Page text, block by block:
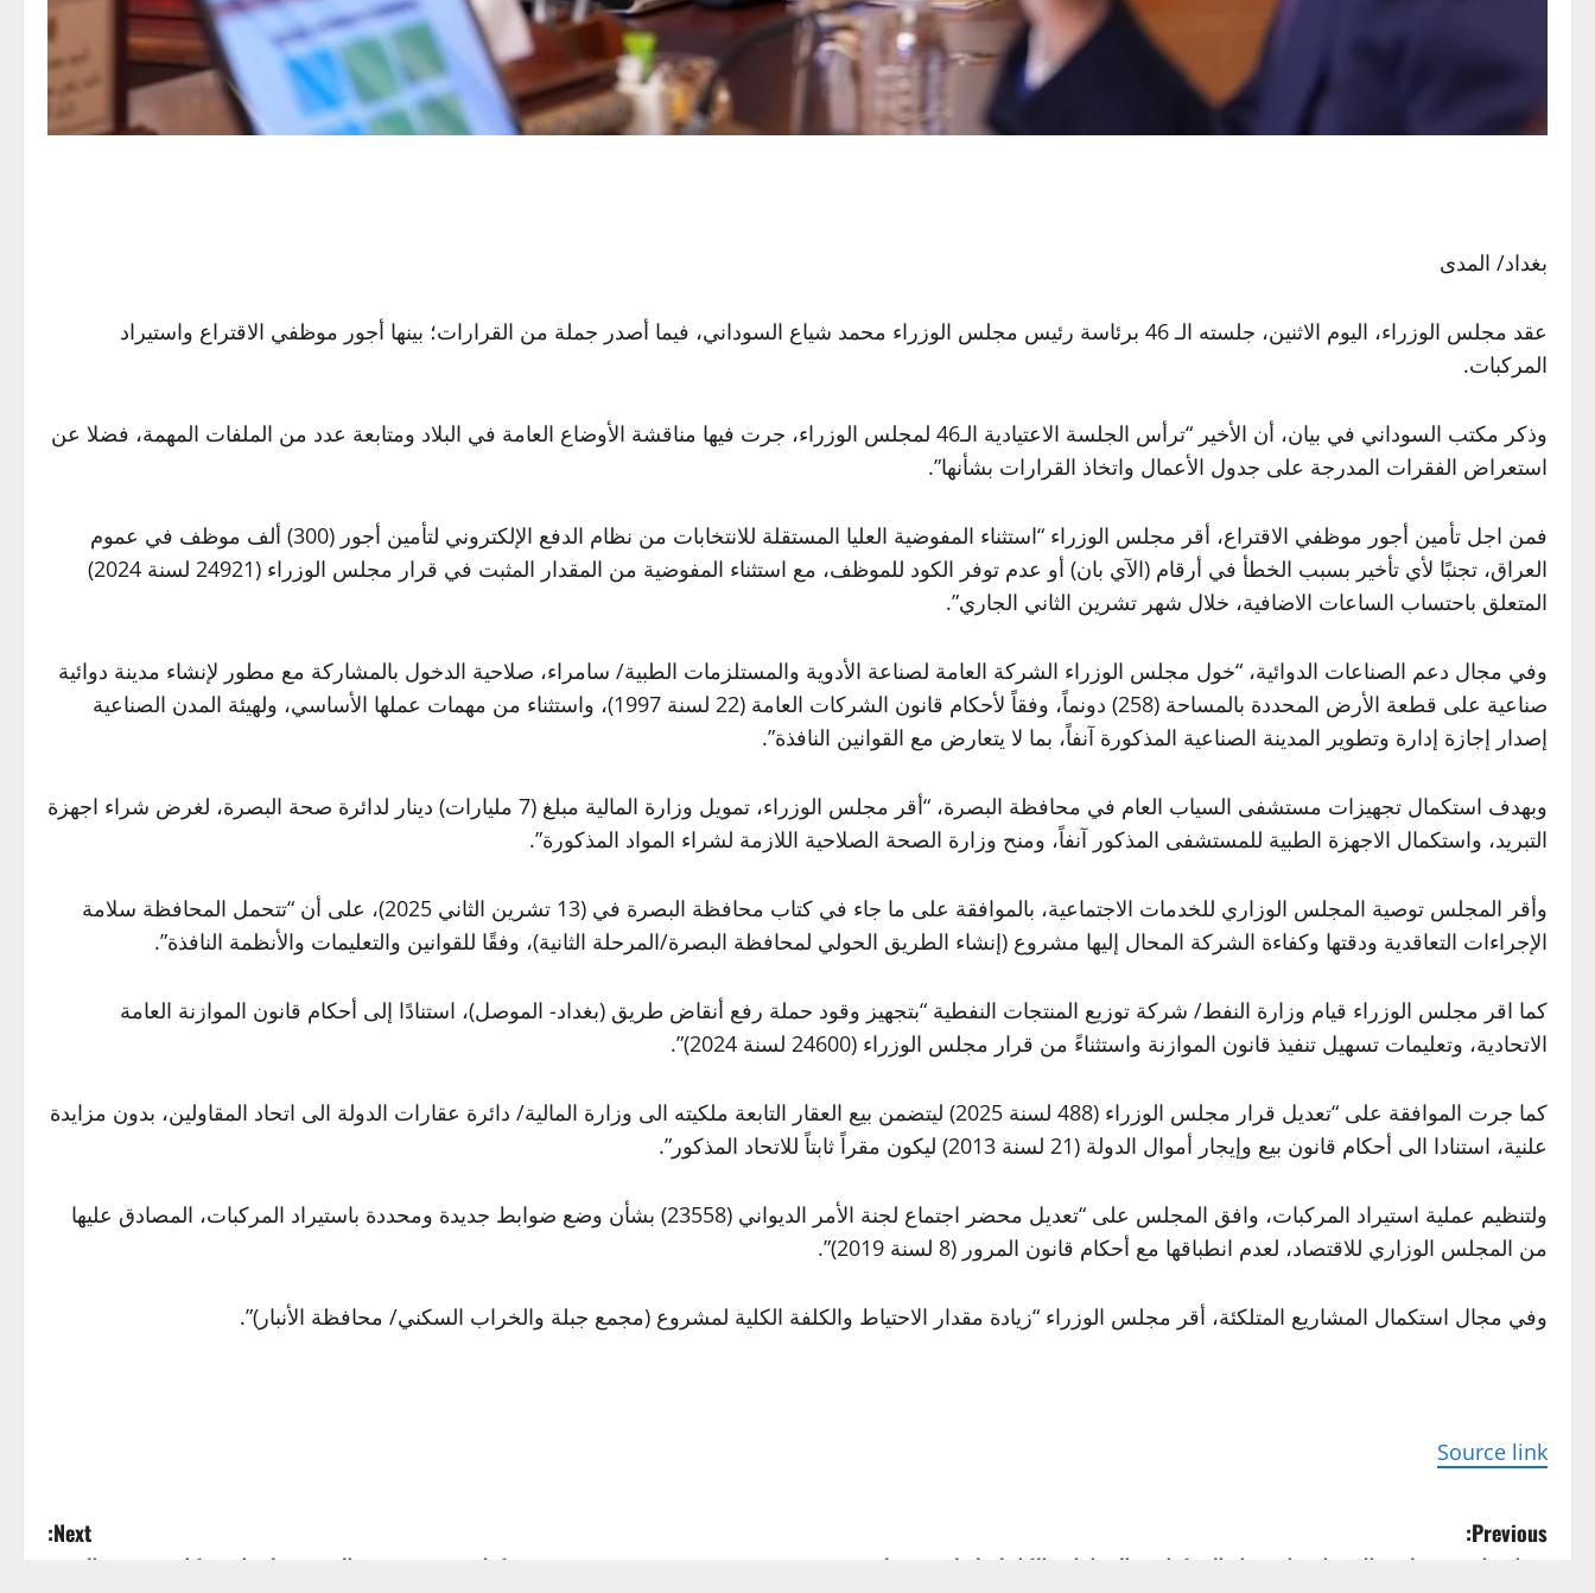
بغداد/ المدى
عقد مجلس الوزراء، اليوم الاثنين، جلسته الـ 46 برئاسة رئيس مجلس الوزراء محمد شياع السوداني، فيما أصدر جملة من القرارات؛ بينها أجور موظفي الاقتراع واستيراد
المركبات.
وذكر مكتب السوداني في بيان، أن الأخير “ترأس الجلسة الاعتيادية الـ46 لمجلس الوزراء، جرت فيها مناقشة الأوضاع العامة في البلاد ومتابعة عدد من الملفات المهمة، فضلا عن
استعراض الفقرات المدرجة على جدول الأعمال واتخاذ القرارات بشأنها”.
فمن اجل تأمين أجور موظفي الاقتراع، أقر مجلس الوزراء “استثناء المفوضية العليا المستقلة للانتخابات من نظام الدفع الإلكتروني لتأمين أجور (300) ألف موظف في عموم
العراق، تجنبًا لأي تأخير بسبب الخطأ في أرقام (الآي بان) أو عدم توفر الكود للموظف، مع استثناء المفوضية من المقدار المثبت في قرار مجلس الوزراء (24921 لسنة 2024)
المتعلق باحتساب الساعات الاضافية، خلال شهر تشرين الثاني الجاري”.
وفي مجال دعم الصناعات الدوائية، “خول مجلس الوزراء الشركة العامة لصناعة الأدوية والمستلزمات الطبية/ سامراء، صلاحية الدخول بالمشاركة مع مطور لإنشاء مدينة دوائية
صناعية على قطعة الأرض المحددة بالمساحة (258) دونماً، وفقاً لأحكام قانون الشركات العامة (22 لسنة 1997)، واستثناء من مهمات عملها الأساسي، ولهيئة المدن الصناعية
إصدار إجازة إدارة وتطوير المدينة الصناعية المذكورة آنفاً، بما لا يتعارض مع القوانين النافذة”.
وبهدف استكمال تجهيزات مستشفى السياب العام في محافظة البصرة، “أقر مجلس الوزراء، تمويل وزارة المالية مبلغ (7 مليارات) دينار لدائرة صحة البصرة، لغرض شراء اجهزة
التبريد، واستكمال الاجهزة الطبية للمستشفى المذكور آنفاً، ومنح وزارة الصحة الصلاحية اللازمة لشراء المواد المذكورة”.
وأقر المجلس توصية المجلس الوزاري للخدمات الاجتماعية، بالموافقة على ما جاء في كتاب محافظة البصرة في (13 تشرين الثاني 2025)، على أن “تتحمل المحافظة سلامة
الإجراءات التعاقدية ودقتها وكفاءة الشركة المحال إليها مشروع (إنشاء الطريق الحولي لمحافظة البصرة/المرحلة الثانية)، وفقًا للقوانين والتعليمات والأنظمة النافذة”.
كما اقر مجلس الوزراء قيام وزارة النفط/ شركة توزيع المنتجات النفطية “بتجهيز وقود حملة رفع أنقاض طريق (بغداد- الموصل)، استنادًا إلى أحكام قانون الموازنة العامة
الاتحادية، وتعليمات تسهيل تنفيذ قانون الموازنة واستثناءً من قرار مجلس الوزراء (24600 لسنة 2024)”.
كما جرت الموافقة على “تعديل قرار مجلس الوزراء (488 لسنة 2025) ليتضمن بيع العقار التابعة ملكيته الى وزارة المالية/ دائرة عقارات الدولة الى اتحاد المقاولين، بدون مزايدة
علنية، استنادا الى أحكام قانون بيع وإيجار أموال الدولة (21 لسنة 2013) ليكون مقراً ثابتاً للاتحاد المذكور”.
ولتنظيم عملية استيراد المركبات، وافق المجلس على “تعديل محضر اجتماع لجنة الأمر الديواني (23558) بشأن وضع ضوابط جديدة ومحددة باستيراد المركبات، المصادق عليها
من المجلس الوزاري للاقتصاد، لعدم انطباقها مع أحكام قانون المرور (8 لسنة 2019)”.
وفي مجال استكمال المشاريع المتلكئة، أقر مجلس الوزراء “زيادة مقدار الاحتياط والكلفة الكلية لمشروع (مجمع جبلة والخراب السكني/ محافظة الأنبار)”.
Source link
P
Previous:
بينها رواتب موظفي الاقتراع واستيراد المركبات.. القرارات الكاملة لجلسة مجلس
Next:
تشكيل منتخب مصر الرسمي لمواجهة كاب فيردي الودية